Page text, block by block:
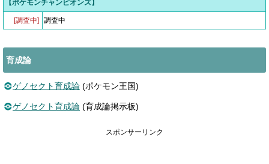
【ポケモンチャンピオンズ】
[調査中] 調査中
育成論
ゲノセクト育成論 (ポケモン王国)
ゲノセクト育成論 (育成論掲示板)
スポンサーリンク